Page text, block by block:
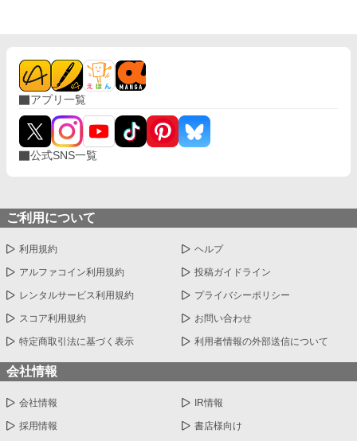
アプリ一覧
公式SNS一覧
ご利用について
利用規約 ヘルプ
アルファコイン利用規約 投稿ガイドライン
レンタルサービス利用規約 プライバシーポリシー
スコア利用規約 お問い合わせ
特定商取引法に基づく表示 利用者情報の外部送信について
会社情報
会社情報 IR情報
採用情報 書店様向け